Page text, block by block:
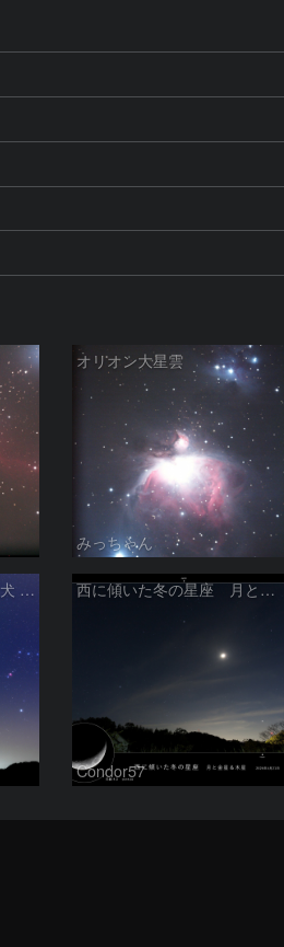
オリオン大星雲
みっちゃん
西に傾いたオリオン・大犬 (2026/04/21) 西に傾いた冬の星座 月と金星＆木星
Condor57